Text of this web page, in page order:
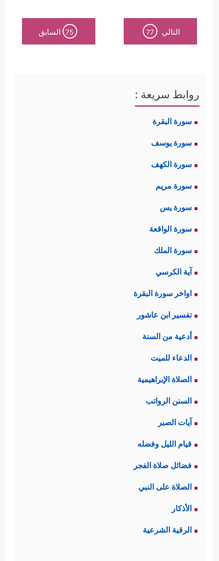
التالي 77
75 السابق
روابط سريعة :
سورة البقرة
سورة يوسف
سورة الكهف
سورة مريم
سورة يس
سورة الواقعة
سورة الملك
آية الكرسي
اواخر سورة البقرة
تفسير ابن عاشور
أدعية من السنة
الدعاء للميت
الصلاة الإبراهيمية
السنن الرواتب
آيات الصبر
قيام الليل وفضله
فضائل صلاة الفجر
الصلاة على النبي
الأذكار
الرقية الشرعية